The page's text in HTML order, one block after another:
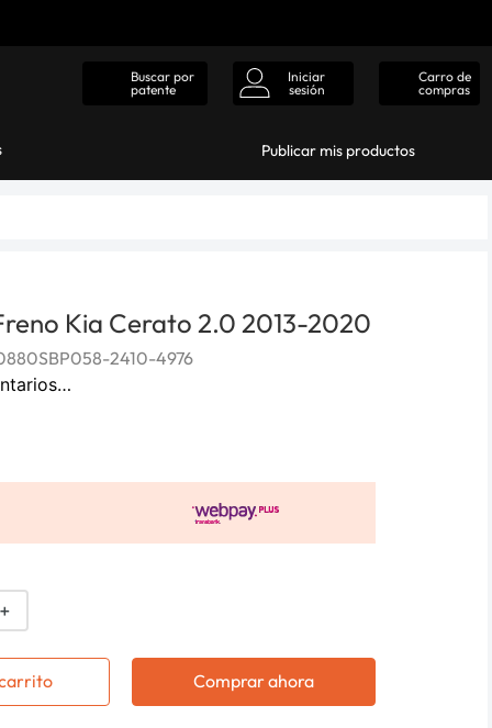
Buscar por
patente
Iniciar
sesión
Carro de
compras
Publicar mis productos
Kia Cerato 2.0 2013-2020
2410-4976
＋
Comprar ahora